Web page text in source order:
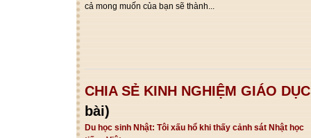
cả mong muốn của bạn sẽ thành...
CHIA SẺ KINH NGHIỆM GIÁO DỤC
bài)
Du học sinh Nhật: Tôi xấu hổ khi thấy cảnh sát Nhật học